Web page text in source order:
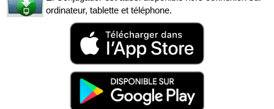
ordinateur, tablette et téléphone.